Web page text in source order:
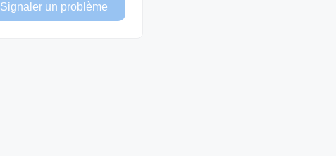
Signaler un problème